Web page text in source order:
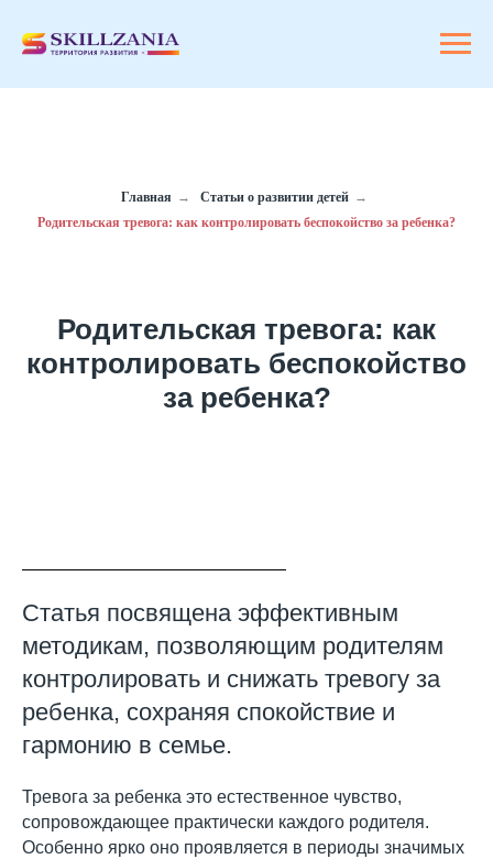
Главная → Статьи о развитии детей →
Родительская тревога: как контролировать беспокойство за ребенка?
Родительская тревога: как
контролировать беспокойство
за ребенка?
Статья посвящена эффективным
методикам, позволяющим родителям
контролировать и снижать тревогу за
ребенка, сохраняя спокойствие и
гармонию в семье.
Тревога за ребенка это естественное чувство,
сопровождающее практически каждого родителя.
Особенно ярко оно проявляется в периоды значимых